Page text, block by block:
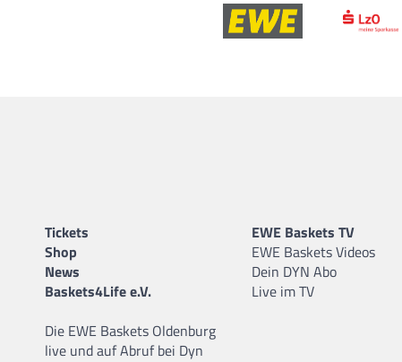
Tickets
Shop
News
Baskets4Life e.V.
Die EWE Baskets Oldenburg
live und auf Abruf bei Dyn
EWE Baskets TV
EWE Baskets Videos
Dein DYN Abo
Live im TV